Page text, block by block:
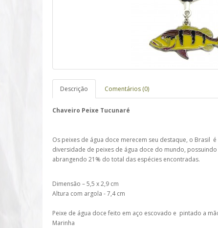
Descrição Comentários (0)
Chaveiro Peixe Tucunaré
Os peixes de água doce merecem seu destaque, o Brasil
diversidade de peixes de água doce do mundo,
abrangendo 21% do total das espécies encontradas.
Dimensão – 5,5 x 2,9 cm
Altura com argola - 7,4 cm
Peixe de água doce feito em aço escovado e pintado a
Marinha